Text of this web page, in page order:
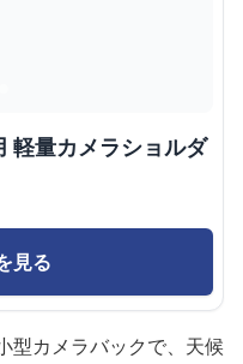
軽量カメラショルダ
見る
型カメラバックで、天候